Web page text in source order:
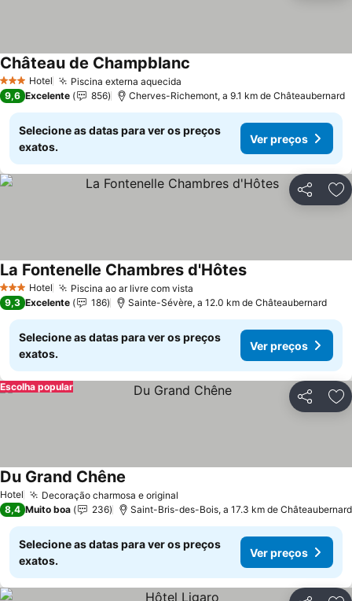
3 EstrelasHotel Piscina externa aquecida
Château de Champblanc
9,6 Excelente 856 Cherves-Richemont, a 9.1 km de Châteaubernard
Selecione as datas para ver os preços
exatos.
Ver preços
Partilhar
3 EstrelasHotel Piscina ao ar livre com vista
La Fontenelle Chambres d'HôtesVer preços
9,3 Excelente 186 Sainte-Sévère, a 12.0 km de Châteaubernard
Selecione as datas para ver os preços
exatos.
Ver preços
Partilhar
Escolha popular
Hotel Decoração charmosa e original
Du Grand Chêne
8,4 Muito boa 236 Saint-Bris-des-Bois, a 17.3 km de Châteaubernard
Selecione as datas para ver os preços
exatos.
Ver preços